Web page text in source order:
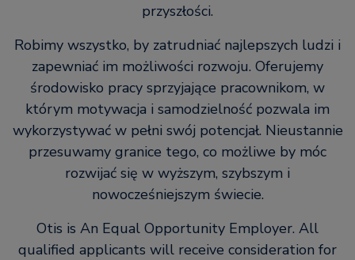
przyszłości.
Robimy wszystko, by zatrudniać najlepszych ludzi i
zapewniać im możliwości rozwoju. Oferujemy
środowisko pracy sprzyjające pracownikom, w
którym motywacja i samodzielność pozwala im
wykorzystywać w pełni swój potencjał. Nieustannie
przesuwamy granice tego, co możliwe by móc
rozwijać się w wyższym, szybszym i
nowocześniejszym świecie.
Otis is An Equal Opportunity Employer. All
qualified applicants will receive consideration for